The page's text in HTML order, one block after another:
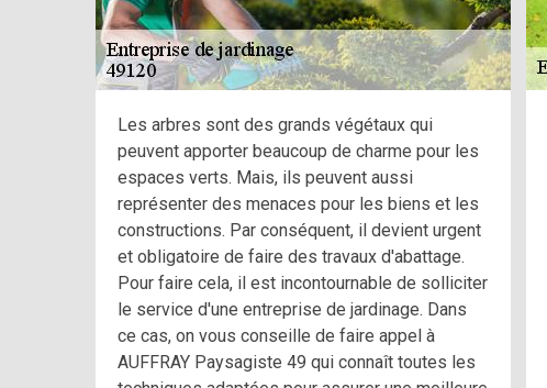
Les arbres sont des grands végétaux qui
peuvent apporter beaucoup de charme pour les
espaces verts. Mais, ils peuvent aussi
représenter des menaces pour les biens et les
constructions. Par conséquent, il devient urgent
et obligatoire de faire des travaux d'abattage.
Pour faire cela, il est incontournable de solliciter
le service d'une entreprise de jardinage. Dans
ce cas, on vous conseille de faire appel à
AUFFRAY Paysagiste 49 qui connaît toutes les